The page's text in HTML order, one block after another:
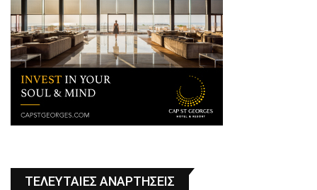
ΤΕΛΕΥΤΑΙΕΣ ΑΝΑΡΤΗΣΕΙΣ